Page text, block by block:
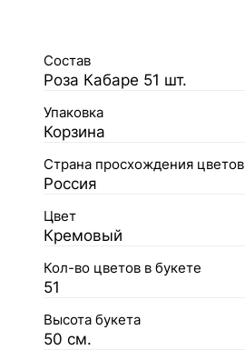
Состав
Роза Кабаре 51 шт.
Упаковка
Корзина
Страна просхождения цветов
Россия
Цвет
Кремовый
Кол-во цветов в букете
51
Высота букета
50 см.